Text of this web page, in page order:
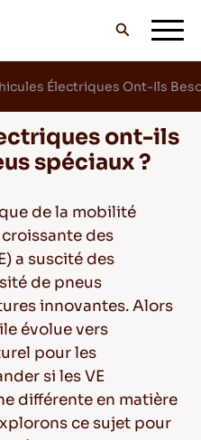
Électriques Ont-Ils
ont-ils
spéciaux ?
de la mobilité
des
a suscité des
de pneus
innovantes. Alors
évolue vers
pour les
si les VE
différente en matière
ce sujet pour